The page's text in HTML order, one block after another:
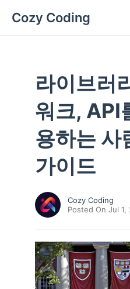
Cozy Coding
라이브러
워크, API
용하는 사
가이드
Cozy Coding
Posted On Jul 1,